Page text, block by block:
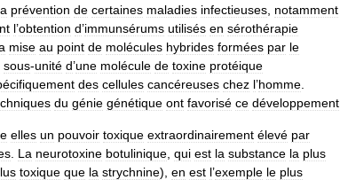
prévention de certaines maladies infectieuses notamment
l’obtention d’immunsérums utilisés en sérothérapie
mise au point de molécules hybrides formées par le
sous-unité d’une molécule de toxine protéique
des cellules cancéreuses chez l’homme
du génie génétique ont favorisé ce développement
elles un pouvoir toxique extraordinairement élevé par
La neurotoxine botulinique qui est la substance la plus
toxique que la strychnine), en est l’exemple le plus